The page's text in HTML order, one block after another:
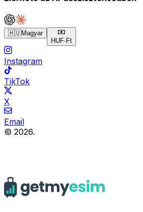
🇭🇺Magyar
HUF· Ft
Instagram
TikTok
X
Email
© 2026.